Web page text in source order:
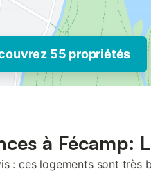
55 propriétés
à Fécamp:
: ces logements sont